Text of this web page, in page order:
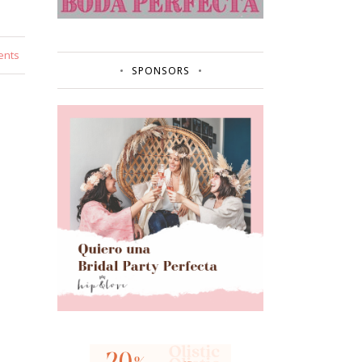
SPONSORS